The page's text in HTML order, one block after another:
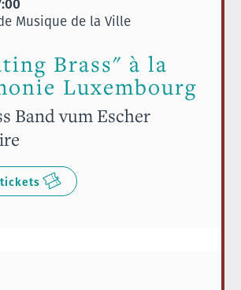
Musique de la Ville
Brass" à la
Luxembourg
Band vum Escher